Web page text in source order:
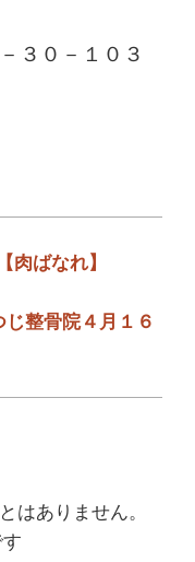
３０－１０３
肉ばなれ】
整骨院４月１６
はありません。